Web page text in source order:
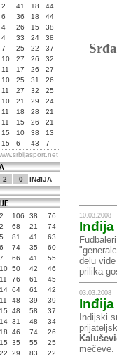
2 41 18
44
6 36 18
44
4 26 15
38
4 33 24
38
7 25 22
37
10 27 26
32
11 17 26
27
10 25 31
26
11 27 32
25
10 21 29
24
11 18 28
21
11 15 26
21
15 10 38
13
15 6 43
7
2 0 INđIJA
2 106 38
76
2 68 21
74
5 81 41
63
6 74 35
60
7 66 41
55
10 50 42
46
11 76 61
45
14 64 61
42
11 48 39
39
15 48 58
37
14 31 48
34
18 46 74
26
15 35 55
25
22 29 83
22
10.03.2008
Inđija
delu
prilika
03.03.2008
Inđija
Inđijski
mečeve.